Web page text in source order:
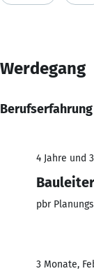
Werdegang
4 Jahre und
pbr
3 Monate,